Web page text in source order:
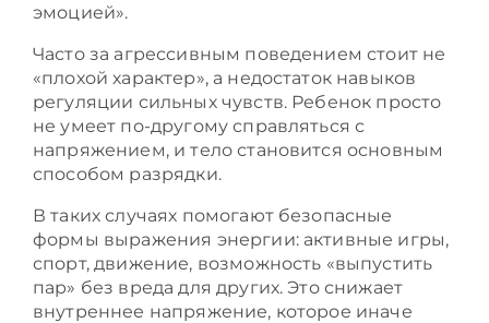
эмоцией».
Часто за агрессивным поведением стоит не
«плохой характер», а недостаток навыков
регуляции сильных чувств. Ребенок просто
не умеет по-другому справляться с
напряжением, и тело становится основным
способом разрядки.
В таких случаях помогают безопасные
формы выражения энергии: активные игры,
спорт, движение, возможность «выпустить
пар» без вреда для других. Это снижает
внутреннее напряжение, которое иначе